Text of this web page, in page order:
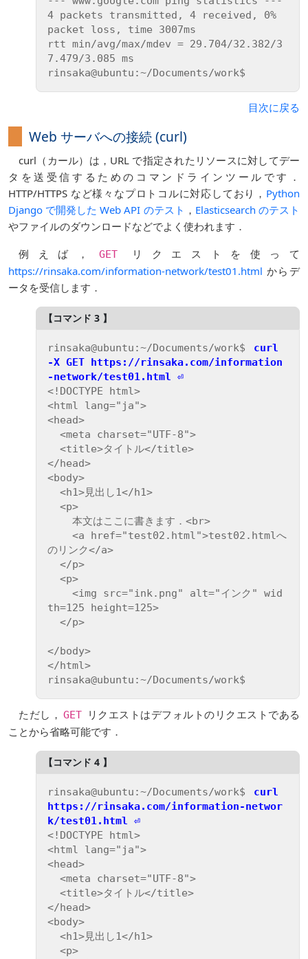
4 packets transmitted, 4 received, 0%
packet loss, time 3007ms
rtt min/avg/max/mdev = 29.704/32.382/3
7.479/3.085 ms
目次に戻る
Web サーバへの接続 (curl)
curl（カール）は，URL で指定されたリソースに対してデー
タを送受信するためのコマンドラインツールです．
HTTP/HTTPS など様々なプロトコルに対応しており， Python
Django で開発した Web API のテスト ， Elasticsearch のテスト
やファイルのダウンロードなどでよく使われます．
例えば，
GET
リクエストを使って
https://rinsaka.com/information-network/test01.html からデ
ータを受信します．
rinsaka@ubuntu:~/Documents/work$
curl
-X GET https://rinsaka.com/information
-network/test01.html ⏎
<!DOCTYPE html>
<html lang="ja">
<head>
</head>
<body>
のリンク</a>
th=125 height=125>
</body>
</html>
ただし， GET
リクエストはデフォルトのリクエストである
ことから省略可能です．
rinsaka@ubuntu:~/Documents/work$
curl
https://rinsaka.com/information-networ
k/test01.html ⏎
<!DOCTYPE html>
<html lang="ja">
<head>
</head>
<body>